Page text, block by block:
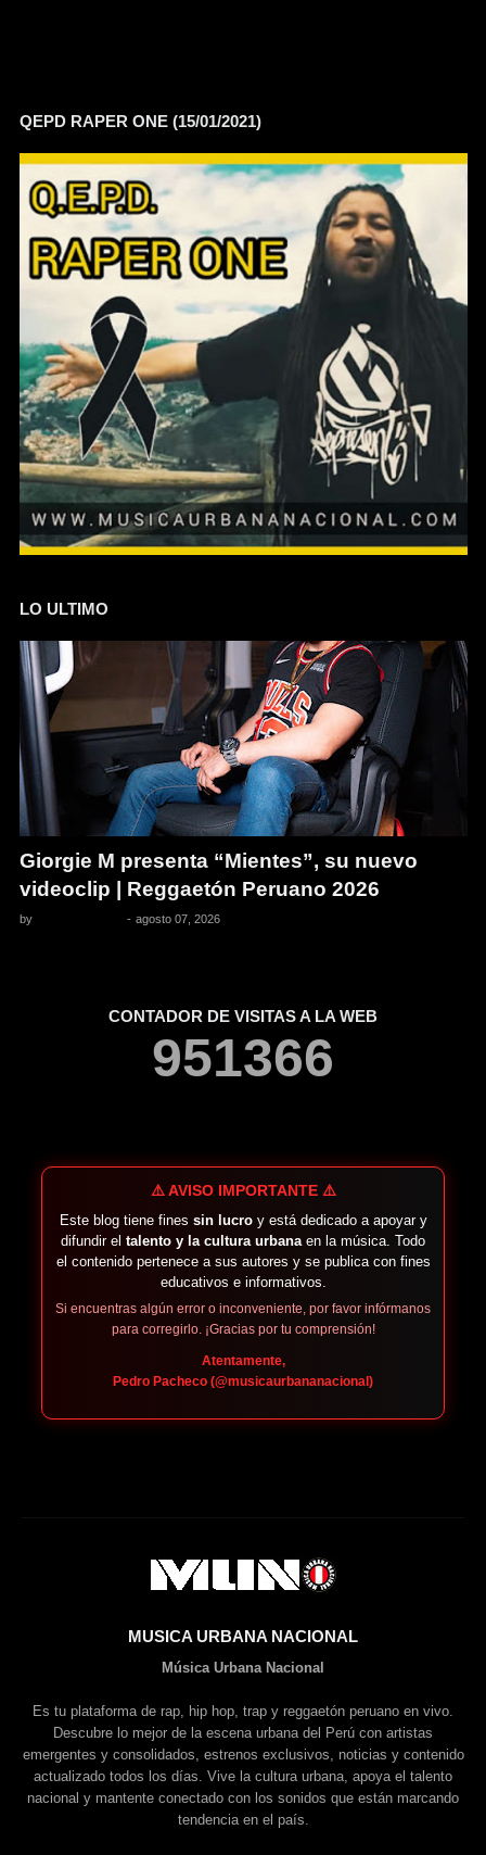
QEPD RAPER ONE (15/01/2021)
LO ULTIMO
Giorgie M presenta “Mientes”, su nuevo
videoclip | Reggaetón Peruano 2026
by - agosto 07, 2026
CONTADOR DE VISITAS A LA WEB
951366
⚠️ AVISO IMPORTANTE ⚠️
Este blog tiene fines sin lucroy está dedicado a apoyar y
difundir el talento y la cultura urbana en la música. Todo
el contenido pertenece a sus autores y se publica con fines
educativos e informativos.
Si encuentras algún error o inconveniente, por favor infórmanos
para corregirlo. ¡Gracias por tu comprensión!
Atentamente,
Pedro Pacheco (@musicaurbananacional)
MUSICA URBANA NACIONAL
Música Urbana Nacional
Es tu plataforma de rap, hip hop, trap y reggaetón peruano en vivo.
Descubre lo mejor de la escena urbana del Perú con artistas
emergentes y consolidados, estrenos exclusivos, noticias y contenido
actualizado todos los días. Vive la cultura urbana, apoya el talento
nacional y mantente conectado con los sonidos que están marcando
tendencia en el país.